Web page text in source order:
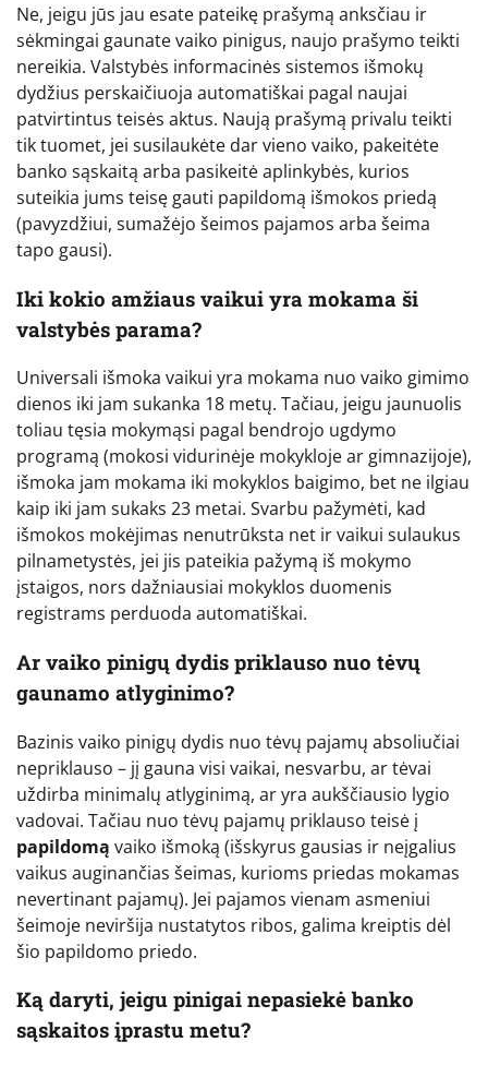
Ne, jeigu jūs jau esate pateikę prašymą anksčiau ir
sėkmingai gaunate vaiko pinigus, naujo prašymo teikti
nereikia. Valstybės informacinės sistemos išmokų
dydžius perskaičiuoja automatiškai pagal naujai
patvirtintus teisės aktus. Naują prašymą privalu teikti
tik tuomet, jei susilaukėte dar vieno vaiko, pakeitėte
banko sąskaitą arba pasikeitė aplinkybės, kurios
suteikia jums teisę gauti papildomą išmokos priedą
(pavyzdžiui, sumažėjo šeimos pajamos arba šeima
tapo gausi).
Iki kokio amžiaus vaikui yra mokama ši
valstybės parama?
Universali išmoka vaikui yra mokama nuo vaiko gimimo
dienos iki jam sukanka 18 metų. Tačiau, jeigu jaunuolis
toliau tęsia mokymąsi pagal bendrojo ugdymo
programą (mokosi vidurinėje mokykloje ar gimnazijoje),
išmoka jam mokama iki mokyklos baigimo, bet ne ilgiau
kaip iki jam sukaks 23 metai. Svarbu pažymėti, kad
išmokos mokėjimas nenutrūksta net ir vaikui sulaukus
pilnametystės, jei jis pateikia pažymą iš mokymo
įstaigos, nors dažniausiai mokyklos duomenis
registrams perduoda automatiškai.
Ar vaiko pinigų dydis priklauso nuo tėvų
gaunamo atlyginimo?
Bazinis vaiko pinigų dydis nuo tėvų pajamų absoliučiai
nepriklauso – jį gauna visi vaikai, nesvarbu, ar tėvai
uždirba minimalų atlyginimą, ar yra aukščiausio lygio
vadovai. Tačiau nuo tėvų pajamų priklauso teisė į
papildomą vaiko išmoką (išskyrus gausias ir neįgalius
vaikus auginančias šeimas, kurioms priedas mokamas
nevertinant pajamų). Jei pajamos vienam asmeniui
šeimoje neviršija nustatytos ribos, galima kreiptis dėl
šio papildomo priedo.
Ką daryti, jeigu pinigai nepasiekė banko
sąskaitos įprastu metu?